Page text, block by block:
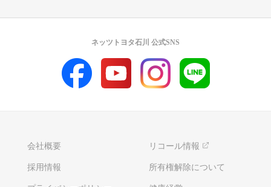
会社概要 リコール情報
採用情報 所有権解除について
ネッツトヨタ石川 公式SNS